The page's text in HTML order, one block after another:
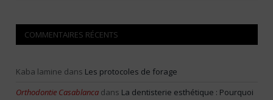
COMMENTAIRES RÉCENTS
Kaba lamine dans Les protocoles de forage
Orthodontie Casablanca dans La dentisterie esthétique : Pourquoi